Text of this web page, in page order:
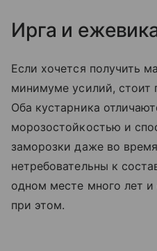
Ирга и
Если хочется получить
минимуме усилий, стоит
Оба кустарника
морозостойкостью и
заморозки даже во
нетребовательны к
одном месте много лет и
при этом.